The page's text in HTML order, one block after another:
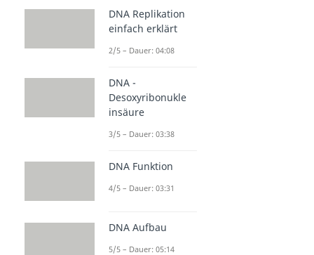
DNA Replikation
einfach erklärt
2/5 – Dauer: 04:08
DNA -
Desoxyribonukle
insäure
3/5 – Dauer: 03:38
DNA Funktion
4/5 – Dauer: 03:31
DNA Aufbau
5/5 – Dauer: 05:14